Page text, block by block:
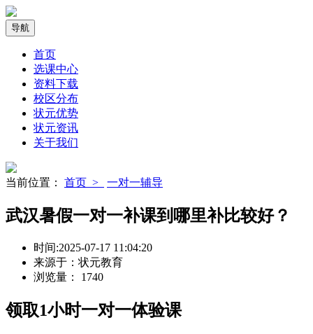
导航
首页
选课中心
资料下载
校区分布
状元优势
状元资讯
关于我们
当前位置： 首页 > 一对一辅导
武汉暑假一对一补课到哪里补比较好？
时间:2025-07-17 11:04:20
来源于： 状元教育
浏览量： 1740
领取1小时一对一体验课